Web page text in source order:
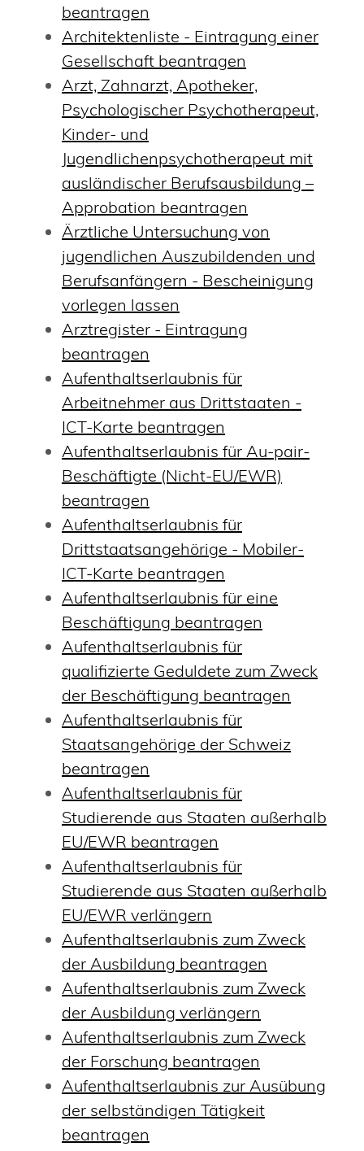
beantragen
Architektenliste - Eintragung einer
Gesellschaft beantragen
Arzt, Zahnarzt, Apotheker,
Psychologischer Psychotherapeut,
Kinder- und
Jugendlichenpsychotherapeut mit
ausländischer Berufsausbildung –
Approbation beantragen
Ärztliche Untersuchung von
jugendlichen Auszubildenden und
Berufsanfängern - Bescheinigung
vorlegen lassen
Arztregister - Eintragung
beantragen
Aufenthaltserlaubnis für
Arbeitnehmer aus Drittstaaten -
ICT-Karte beantragen
Aufenthaltserlaubnis für Au-pair-
Beschäftigte (Nicht-EU/EWR)
beantragen
Aufenthaltserlaubnis für
Drittstaatsangehörige - Mobiler-
ICT-Karte beantragen
Aufenthaltserlaubnis für eine
Beschäftigung beantragen
Aufenthaltserlaubnis für
qualifizierte Geduldete zum Zweck
der Beschäftigung beantragen
Aufenthaltserlaubnis für
Staatsangehörige der Schweiz
beantragen
Aufenthaltserlaubnis für
Studierende aus Staaten außerhalb
EU/EWR beantragen
Aufenthaltserlaubnis für
Studierende aus Staaten außerhalb
EU/EWR verlängern
Aufenthaltserlaubnis zum Zweck
der Ausbildung beantragen
Aufenthaltserlaubnis zum Zweck
der Ausbildung verlängern
Aufenthaltserlaubnis zum Zweck
der Forschung beantragen
Aufenthaltserlaubnis zur Ausübung
der selbständigen Tätigkeit
beantragen